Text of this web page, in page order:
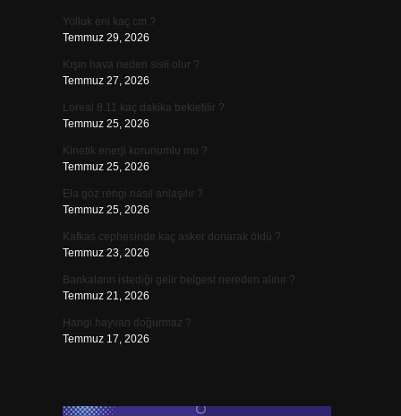
Yolluk eni kaç cm ?
Temmuz 29, 2026
Kışın hava neden sisli olur ?
Temmuz 27, 2026
Loreal 8.11 kaç dakika bekletilir ?
Temmuz 25, 2026
Kinetik enerji korunumlu mu ?
Temmuz 25, 2026
Ela göz rengi nasıl anlaşılır ?
Temmuz 25, 2026
Kafkas cephesinde kaç asker donarak öldü ?
Temmuz 23, 2026
Bankaların istediği gelir belgesi nereden alınır ?
Temmuz 21, 2026
Hangi hayvan doğurmaz ?
Temmuz 17, 2026